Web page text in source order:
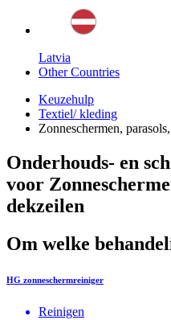
Latvia
Other Countries
Keuzehulp
Textiel/ kleding
Zonneschermen,
Onderhouds- en
voor
dekzeilen
Om welke
HG zonneschermreiniger
Reinigen